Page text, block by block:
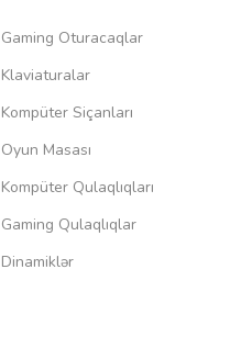
Gaming Oturacaqlar
Klaviaturalar
Kompüter Siçanları
Oyun Masası
Kompüter Qulaqlıqları
Gaming Qulaqlıqlar
Dinamiklər